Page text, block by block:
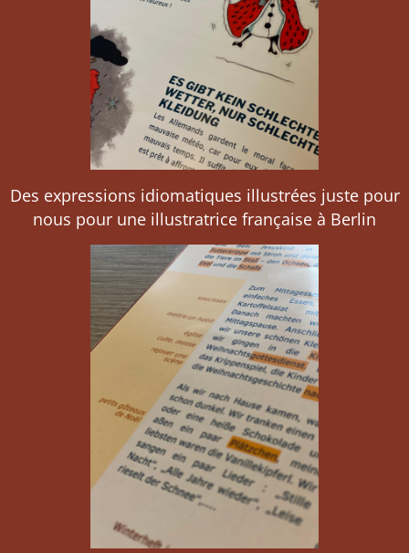
Des expressions idiomatiques illustrées juste pour
nous pour une illustratrice française à Berlin